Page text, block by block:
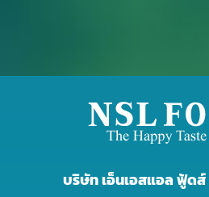
บริษัท เอ็นเอสแอล ฟู้ด